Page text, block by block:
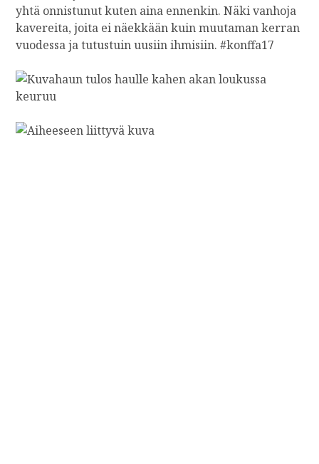
yhtä onnistunut kuten aina ennenkin. Näki vanhoja
kavereita, joita ei näekkään kuin muutaman kerran
vuodessa ja tutustuin uusiin ihmisiin. #konffa17